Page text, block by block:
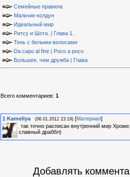
Семейные правила
Мальчик-колдун
Идеальный мир
Ритсу и Шота. | Глава 1.
Тень с белыми волосами
Da capo al fine | Poco a poco
Большее, чем дружба | Глава.
Всего комментариев: 1
1 Kameliya (06.01.2012 23:19) [Материал]
так точно расписан внутренний мир
славный драббл)
Добавлять